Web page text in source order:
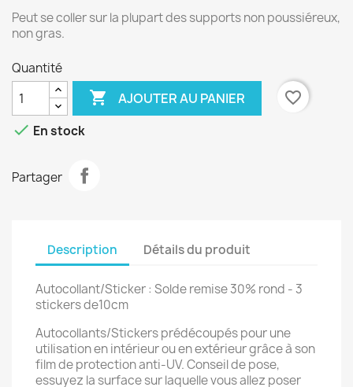
Peut se coller sur la plupart des supports non poussiéreux,
non gras.
Quantité
 AJOUTER AU PANIER
favorite_border
 En stock
Partager
Description Détails du produit
Autocollant/Sticker : Solde remise 30% rond - 3
stickers de10cm
Autocollants/Stickers prédécoupés pour une
utilisation en intérieur ou en extérieur grâce à son
film de protection anti-UV. Conseil de pose,
essuyez la surface sur laquelle vous allez poser